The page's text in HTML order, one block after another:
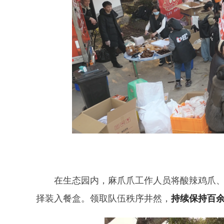
在生态园内，麻爪爪工作人员将酸辣鸡爪
择装入餐盒。领取队伍秩序井然， 持续保持百